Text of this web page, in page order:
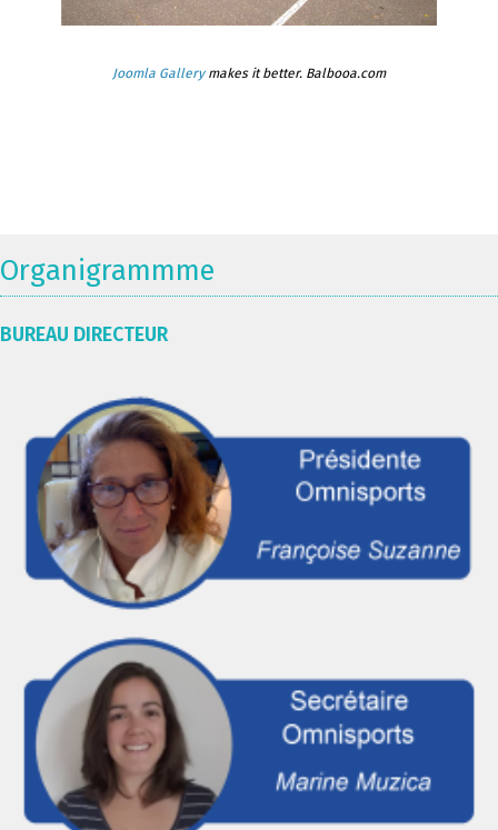
Joomla Gallerymakes it better. Balbooa.com
Organigrammme
BUREAU DIRECTEUR